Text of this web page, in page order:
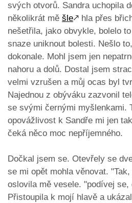
svých otvorů. Sandra uchopila
několikrát mě šle🡕 hla přes
nešetřila, jako obvykle, bolelo
snaze uniknout bolesti. Nešlo
dokonale. Mohl jsem jen
nahoru a dolů. Dostal jsem
velmi vzrušen a můj ocas byl
Najednou z obýváku zazvonil
se svými černými myšlenkami.
opovážlivost k Sandře mi jen
čeká něco moc nepříjemného.
Dočkal jsem se. Otevřely se
se mi opět mohla věnovat.
oslovila mě vesele. "podívej
Přistoupila k mojí hlavě a